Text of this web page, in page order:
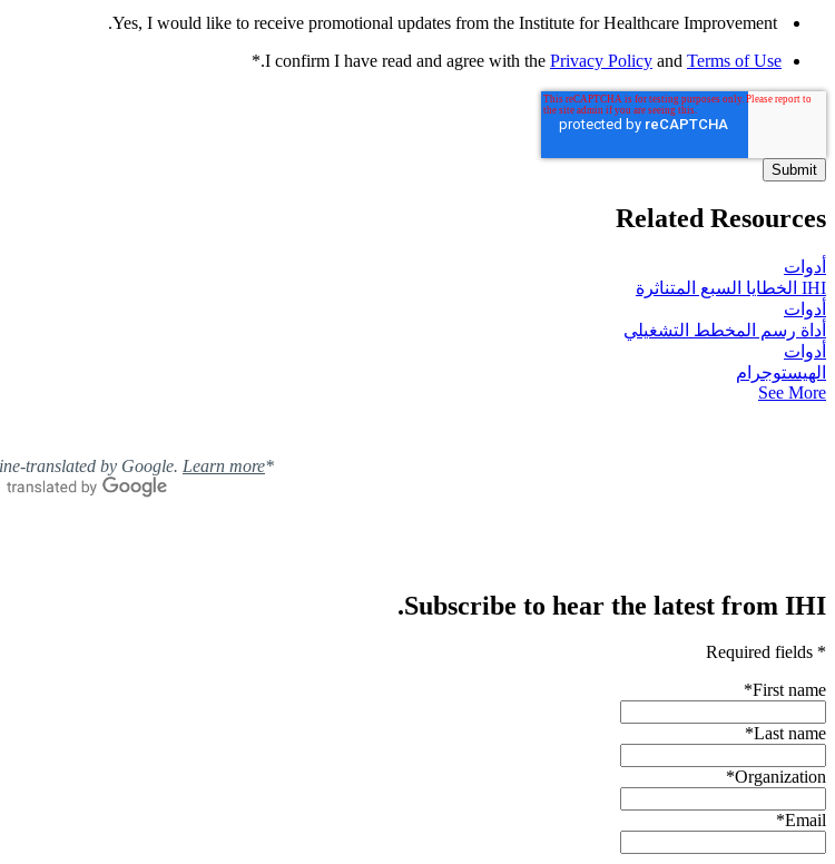
I confirm I have read and agree with the Privacy Policy and Terms of Use
.
*
Related Resources
أدوات
IHI الخطايا السبع المتناثرة
أدوات
أداة رسم المخطط التشغيلي
أدوات
الهيستوجرام
See More
*Content machine-translated by Google.
Learn more
Subscribe to hear the latest from IHI.
* Required fields
First name
*
Last name
*
Organization
*
Email
*